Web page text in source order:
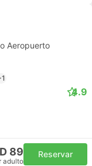
Aeropuerto
4.9
89
adulto
Reservar